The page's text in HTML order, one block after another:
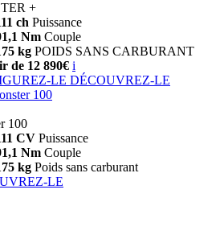
+
ch Puissance
Nm Couple
kg POIDS SANS CARBURANT
de 12 890€ i
LE DÉCOUVREZ-LE
100
100
CV Puissance
Nm Couple
kg Poids sans carburant
LE